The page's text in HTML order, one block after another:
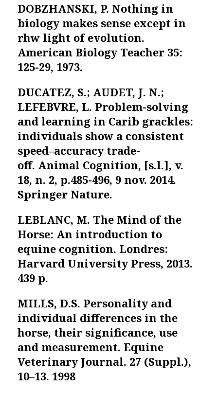
DOBZHANSKI, P. Nothing in
biology makes sense except in
rhw light of evolution.
American Biology Teacher35:
125-29, 1973.
DUCATEZ, S.; AUDET, J. N.;
LEFEBVRE, L. Problem-solving
and learning in Carib grackles:
individuals show a consistent
speed–accuracy trade-
off. Animal Cognition, [s.l.], v.
18, n. 2, p.485-496, 9 nov. 2014.
Springer Nature.
LEBLANC, M. The Mind of the
Horse: An introduction to
equine cognition. Londres:
Harvard University Press, 2013.
439 p.
MILLS, D.S. Personality and
individual differences in the
horse, their significance, use
and measurement. Equine
Veterinary Journal. 27 (Suppl.),
10–13. 1998